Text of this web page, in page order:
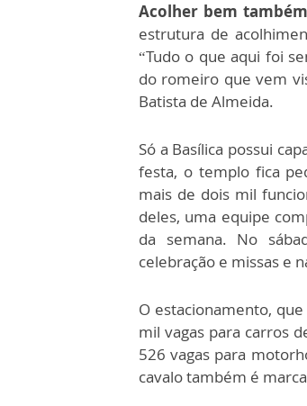
Acolher bem
estrutura de
“Tudo o que aqui foi
do romeiro que vem
Batista de Almeida.
Só a Basílica possui
festa, o templo fica
mais de dois mil
deles, uma equipe
da semana. No
celebração e missas e
O estacionamento,
mil vagas para carros
526 vagas para
cavalo também é